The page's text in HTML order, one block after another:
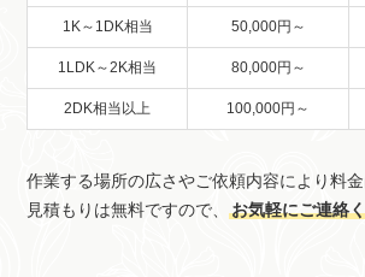
1K～1DK相当 50,000円～
1LDK～2K相当 80,000円～
2DK相当以上 100,000円～
作業する場所の広さやご依頼内容により料
見積もりは無料ですので、お気軽にご連絡